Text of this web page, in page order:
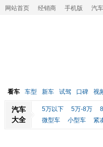
网站首页 经销商 手机版 汽车
看车 车型 新车 试驾 口碑 视
汽车
大全
5万以下 5万-8万
微型车
小型车 紧